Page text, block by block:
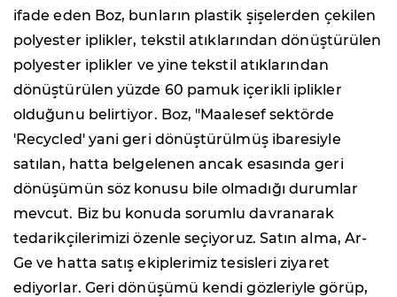
ifade eden Boz, bunların plastik şişelerden çekilen
polyester iplikler, tekstil atıklarından dönüştürülen
polyester iplikler ve yine tekstil atıklarından
dönüştürülen yüzde 60 pamuk içerikli iplikler
olduğunu belirtiyor. Boz, "Maalesef sektörde
'Recycled' yani geri dönüştürülmüş ibaresiyle
satılan, hatta belgelenen ancak esasında geri
dönüşümün söz konusu bile olmadığı durumlar
mevcut. Biz bu konuda sorumlu davranarak
tedarikçilerimizi özenle seçiyoruz. Satın alma, Ar-
Ge ve hatta satış ekiplerimiz tesisleri ziyaret
ediyorlar. Geri dönüşümü kendi gözleriyle görüp,